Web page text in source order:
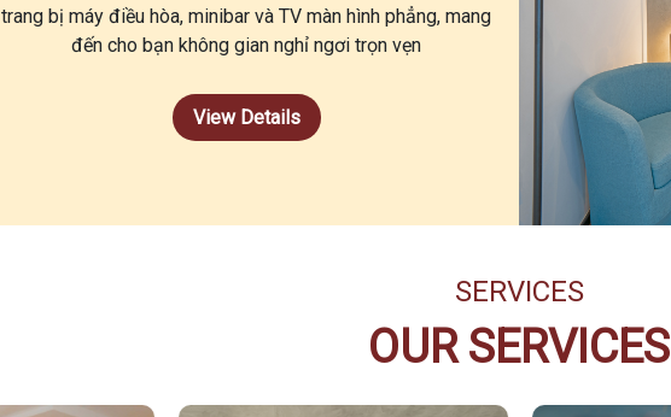
trang bị máy điều hòa, minibar và TV màn hình phẳng, mang
đến cho bạn không gian nghỉ ngơi trọn vẹn
View Details
SERVICES
OUR SERVICES